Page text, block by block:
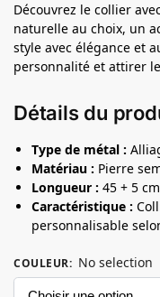
Découvrez le collier
naturelle au choix, un
style avec élégance et
personnalité et attirer
Détails du
Type de métal :
Matériau : Pierre
Longueur : 45 + 5
Caractéristique :
personnalisable
COULEUR: No selection